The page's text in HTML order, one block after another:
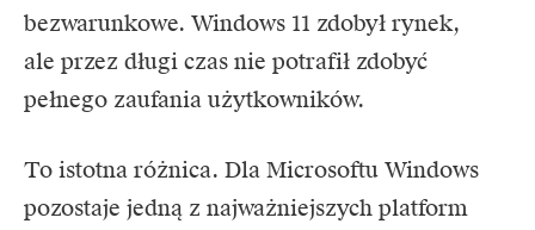
bezwarunkowe. Windows 11 zdobył rynek,
ale przez długi czas nie potrafił zdobyć
pełnego zaufania użytkowników.
To istotna różnica. Dla Microsoftu Windows
pozostaje jedną z najważniejszych platform